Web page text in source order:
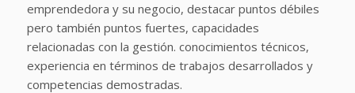
emprendedora y su negocio, destacar puntos débiles
pero también puntos fuertes, capacidades
relacionadas con la gestión. conocimientos técnicos,
experiencia en términos de trabajos desarrollados y
competencias demostradas.